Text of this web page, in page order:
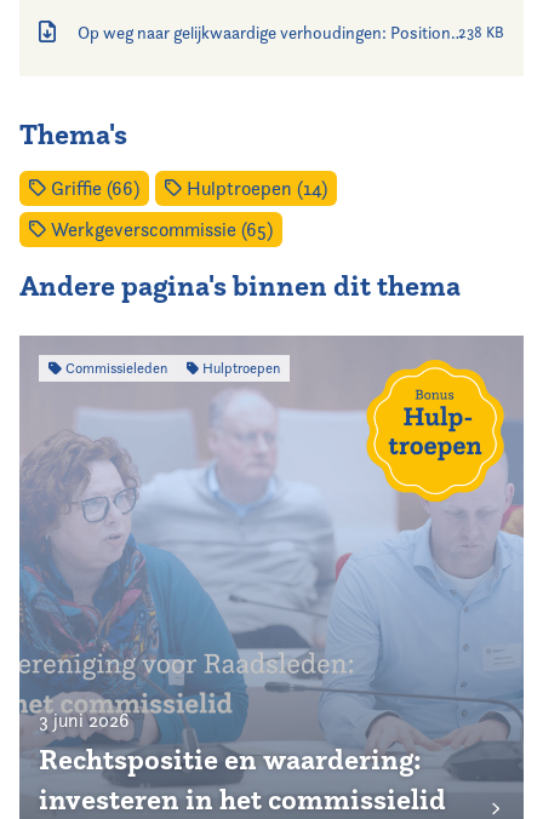
Op weg naar gelijkwaardige verhoudingen: Positionering van de griffier binnen de lokale democratie238 KB
Thema's
Griffie (66)
Hulptroepen (14)
Werkgeverscommissie (65)
Andere pagina's binnen dit thema
Commissieleden Hulptroepen
3 juni 2026
Rechtspositie en waardering:
investeren in het commissielid